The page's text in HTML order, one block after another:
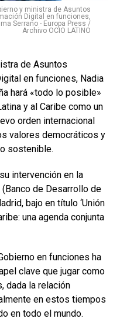
y ministra de Asuntos
Digital en funciones,
Serrano - Europa Press /
Archivo OCIO LATINO
de Asuntos
en funciones, Nadia
hará «todo lo posible»
y al Caribe como un
orden internacional
valores democráticos y
sostenible.
intervención en la
de Desarrollo de
bajo en título ‘Unión
una agenda conjunta
en funciones ha
clave que jugar como
dada la relación
en estos tiempos
en todo el mundo.